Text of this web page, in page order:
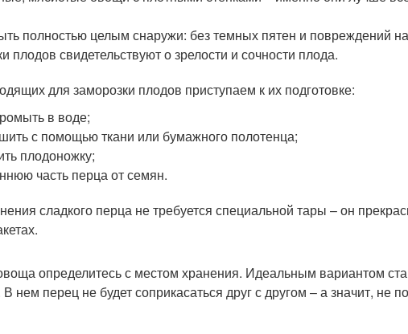
полностью целым снаружи: без темных пятен и повреждений
плодов свидетельствуют о зрелости и сочности плода.
для заморозки плодов приступаем к их подготовке:
в воде;
с помощью ткани или бумажного полотенца;
плодоножку;
часть перца от семян.
сладкого перца не требуется специальной тары – он
определитесь с местом хранения. Идеальным вариантом
нем перец не будет соприкасаться друг с другом – а значит, не